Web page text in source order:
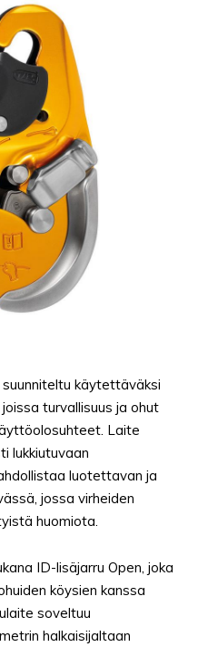
käytettäväksi
turvallisuus ja ohut
Laite
lukkiutuvaan
luotettavan ja
jossa virheiden
huomiota.
ID-lisäjarru Open, joka
köysien kanssa
soveltuu
halkaisijaltaan